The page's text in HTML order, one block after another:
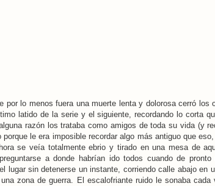
lo menos fuera una muerte lenta y dolorosa cerró los
latido de la serie y el siguiente, recordando lo corta
razón los trataba como amigos de toda su vida (y
le era imposible recordar algo más antiguo que
se veía totalmente ebrio y tirado en una mesa de
a donde habrían ido todos cuando de pronto
lugar sin detenerse un instante, corriendo calle abajo en
zona de guerra. El escalofriante ruido le sonaba cada